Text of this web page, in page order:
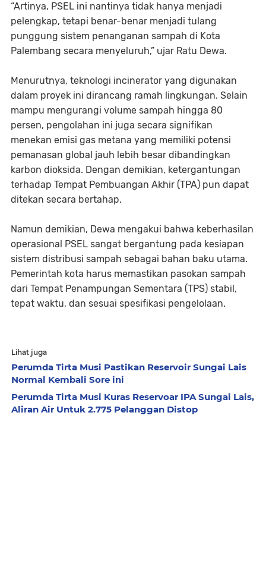
“Artinya, PSEL ini nantinya tidak hanya menjadi
pelengkap, tetapi benar-benar menjadi tulang
punggung sistem penanganan sampah di Kota
Palembang secara menyeluruh,” ujar Ratu Dewa.
Menurutnya, teknologi incinerator yang digunakan
dalam proyek ini dirancang ramah lingkungan. Selain
mampu mengurangi volume sampah hingga 80
persen, pengolahan ini juga secara signifikan
menekan emisi gas metana yang memiliki potensi
pemanasan global jauh lebih besar dibandingkan
karbon dioksida. Dengan demikian, ketergantungan
terhadap Tempat Pembuangan Akhir (TPA) pun dapat
ditekan secara bertahap.
Namun demikian, Dewa mengakui bahwa keberhasilan
operasional PSEL sangat bergantung pada kesiapan
sistem distribusi sampah sebagai bahan baku utama.
Pemerintah kota harus memastikan pasokan sampah
dari Tempat Penampungan Sementara (TPS) stabil,
tepat waktu, dan sesuai spesifikasi pengelolaan.
Lihat juga
Perumda Tirta Musi Pastikan Reservoir Sungai Lais
Normal Kembali Sore ini
Perumda Tirta Musi Kuras Reservoar IPA Sungai Lais,
Aliran Air Untuk 2.775 Pelanggan Distop